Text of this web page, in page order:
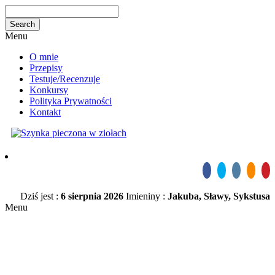
Menu
O mnie
Przepisy
Testuje/Recenzuje
Konkursy
Polityka Prywatności
Kontakt
Dziś jest : 6 sierpnia 2026 Imieniny : Jakuba, Sławy, Sykstusa
Menu